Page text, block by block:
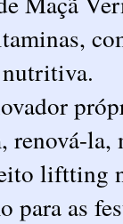
renová-
liftting
para as